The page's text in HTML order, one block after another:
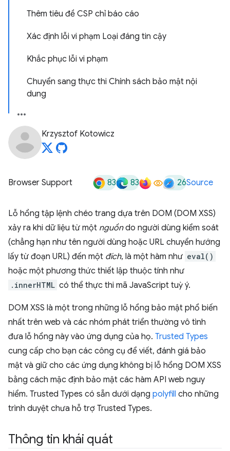
Thêm tiêu đề CSP chỉ báo cáo
Xác định lỗi vi phạm Loại đáng tin cậy
Khắc phục lỗi vi phạm
Chuyển sang thực thi Chính sách bảo mật nội
dung
Krzysztof Kotowicz
Browser Support 83 83 26Source
Lỗ hổng tập lệnh chéo trang dựa trên DOM (DOM XSS)
xảy ra khi dữ liệu từ một nguồndo người dùng kiểm soát
(chẳng hạn như tên người dùng hoặc URL chuyển hướng
lấy từ đoạn URL) đến một đích, là một hàm như eval()
hoặc một phương thức thiết lập thuộc tính như
.innerHTML có thể thực thi mã JavaScript tuỳ ý.
DOM XSS là một trong những lỗ hổng bảo mật phổ biến
nhất trên web và các nhóm phát triển thường vô tình
đưa lỗ hổng này vào ứng dụng của họ. Trusted Types
cung cấp cho bạn các công cụ để viết, đánh giá bảo
mật và giữ cho các ứng dụng không bị lỗ hổng DOM XSS
bằng cách mặc định bảo mật các hàm API web nguy
hiểm. Trusted Types có sẵn dưới dạng polyfill cho những
trình duyệt chưa hỗ trợ Trusted Types.
Thông tin khái quát